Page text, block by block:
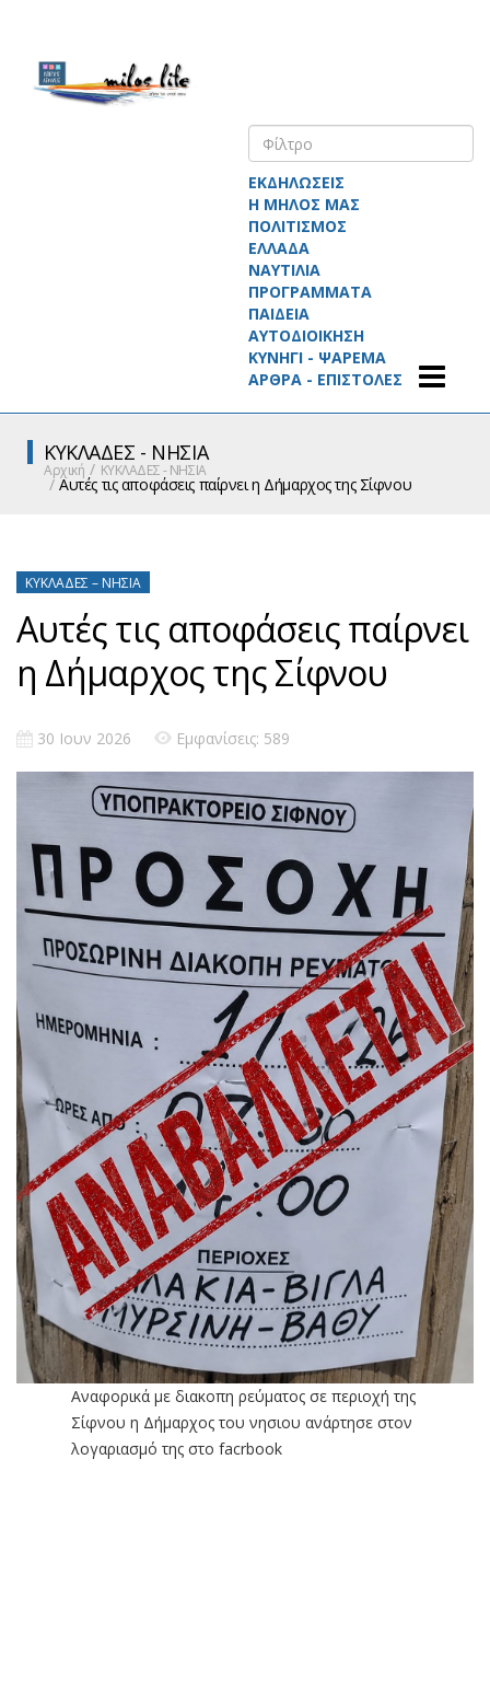
ΕΚΔΗΛΩΣΕΙΣ
Η ΜΗΛΟΣ ΜΑΣ
ΠΟΛΙΤΙΣΜΟΣ
ΕΛΛΑΔΑ
ΝΑΥΤΙΛΙΑ
ΠΡΟΓΡΑΜΜΑΤΑ
ΠΑΙΔΕΙΑ
ΑΥΤΟΔΙΟΙΚΗΣΗ
ΚΥΝΗΓΙ - ΨΑΡΕΜΑ
ΑΡΘΡΑ - ΕΠΙΣΤΟΛΕΣ
ΚΥΚΛΑΔΕΣ - ΝΗΣΙΑ
Αρχική ΚΥΚΛΑΔΕΣ - ΝΗΣΙΑ
Αυτές τις αποφάσεις παίρνει η Δήμαρχος της Σίφνου
ΚΥΚΛΆΔΕΣ – ΝΗΣΙΆ
Αυτές τις αποφάσεις παίρνει
η Δήμαρχος της Σίφνου
30 Ιουν 2026 Εμφανίσεις: 589
Αναφορικά με διακοπη ρεύματος σε περιοχή της
Σίφνου η Δήμαρχος του νησιου ανάρτησε στον
λογαριασμό της στο facrbook